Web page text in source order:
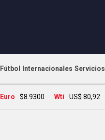
Fútbol Internacionales Servicios
Euro $8.9300 Wti US$ 80,92